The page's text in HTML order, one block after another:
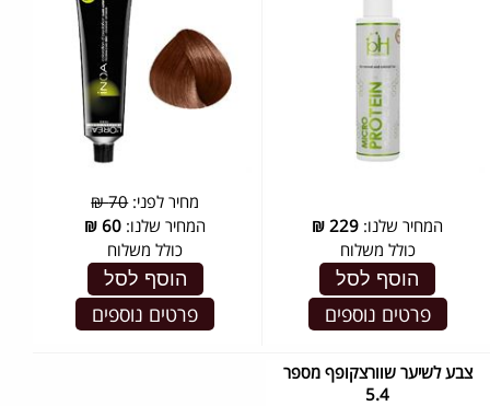
המחיר שלנו: 229
₪
כולל משלוח
הוסף לסל
פרטים נוספים
מחיר לפני:70 ₪
המחיר שלנו: 60
₪
כולל משלוח
הוסף לסל
פרטים נוספים
צבע לשיער שוורצקופף מספר
5.4